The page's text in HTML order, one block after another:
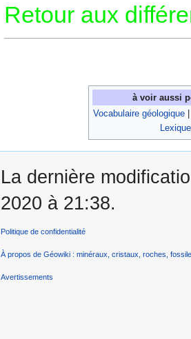
Retour aux
à voir aussi
Vocabulaire géologique
La dernière
2020 à 21:38.
Politique de confidentialité
À propos de Géowiki : minéraux, cristaux, roches,
Avertissements